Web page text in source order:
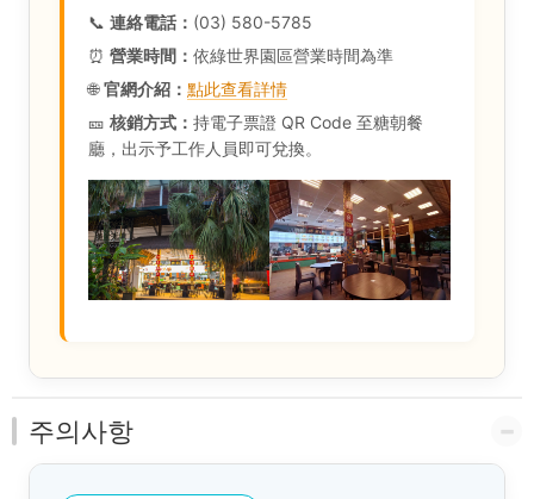
📞 連絡電話： (03) 580-5785
⏰ 營業時間： 依綠世界園區營業時間為準
🌐官網介紹： 點此查看詳情
🎫 核銷方式： 持電子票證 QR Code 至糖朝餐
廳，出示予工作人員即可兌換。
주의사항